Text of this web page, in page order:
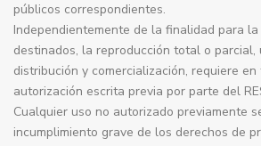
públicos correspondientes.
Independientemente de la finalidad para
destinados, la reproducción total o parcial,
distribución y comercialización, requiere
autorización escrita previa por parte del
Cualquier uso no autorizado previamente
incumplimiento grave de los derechos de